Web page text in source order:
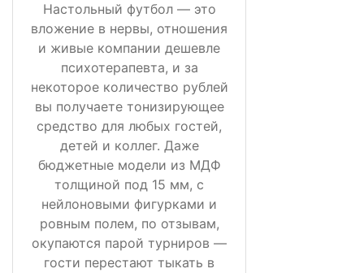
Настольный футбол — это
вложение в нервы, отношения
и живые компании дешевле
психотерапевта, и за
некоторое количество рублей
вы получаете тонизирующее
средство для любых гостей,
детей и коллег. Даже
бюджетные модели из МДФ
толщиной под 15 мм, с
нейлоновыми фигурками и
ровным полем, по отзывам,
окупаются парой турниров —
гости перестают тыкать в